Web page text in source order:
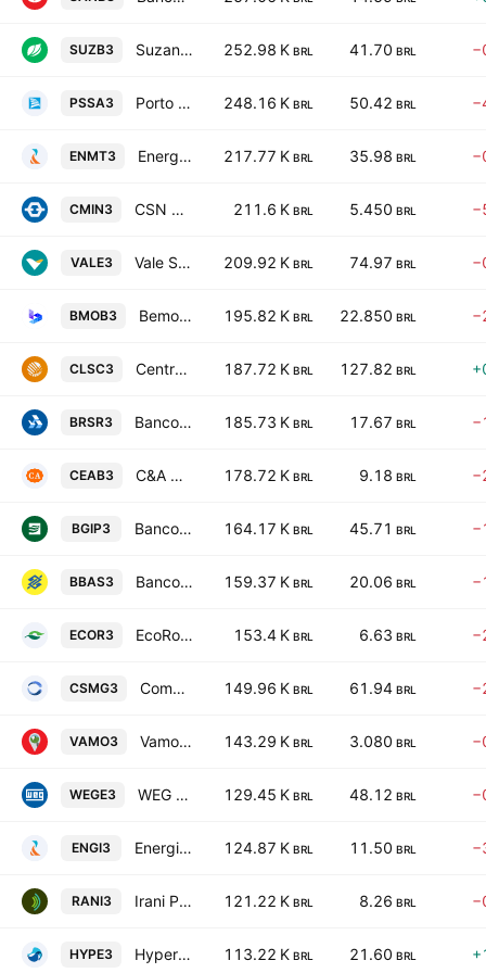
SUZB3 Suzano S.A. 252.98 K BRL 41.70 BRL
PSSA3 Porto Seguro S.A. 248.16 K BRL 50.42 BRL
ENMT3 Energisa Mato Grosso - Distribuidora de Energia Sa 217.77 K BRL 35.98 BRL
CMIN3 CSN Mineracao SA 211.6 K BRL 5.450 BRL
VALE3 Vale S.A. 209.92 K BRL 74.97 BRL
BMOB3 Bemobi Mobile Tech SA 195.82 K BRL 22.850 BRL
CLSC3 Centrais Eletricas de Santa Catarina S.A. 187.72 K BRL 127.82 BRL
BRSR3 Banco do Estado do Rio Grande do Sul SA 185.73 K BRL 17.67 BRL
CEAB3 C&A Modas SA 178.72 K BRL 9.18 BRL
BGIP3 Banco do Estado de Sergipe SA - Banese 164.17 K BRL 45.71 BRL
BBAS3 Banco do Brasil S.A. 159.37 K BRL 20.06 BRL
ECOR3 EcoRodovias Infraestrutura e Logistica S.A. 153.4 K BRL 6.63 BRL
CSMG3 Companhia de Saneamento de Minas Gerais 149.96 K BRL 61.94 BRL
VAMO3 Vamos Locacao de Caminhoes, Maquinas e Equipamentos SA 143.29 K BRL 3.080 BRL
WEGE3 WEG SA 129.45 K BRL 48.12 BRL
ENGI3 Energisa SA 124.87 K BRL 11.50 BRL
RANI3 Irani Papel e Embalagem SA 121.22 K BRL 8.26 BRL
HYPE3 Hypera S.A. 113.22 K BRL 21.60 BRL